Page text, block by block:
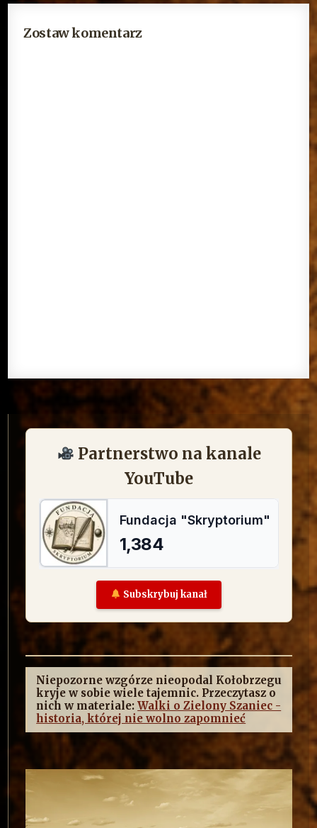
Zostaw komentarz
Partnerstwo na kanale
YouTube
Subskrybuj kanał
Niepozorne wzgórze nieopodal Kołobrzegu
kryje w sobie wiele tajemnic. Przeczytasz o
nich w materiale:Walki o Zielony Szaniec -
historia, której nie wolno zapomnieć